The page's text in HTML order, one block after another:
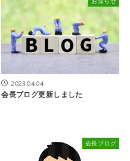
2023.04.04
会長ブログ更新しました
会長ブログ